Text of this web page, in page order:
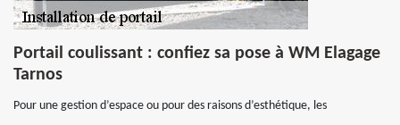
Portail coulissant : confiez sa pose à WM Elagage
Tarnos
Pour une gestion d’espace ou pour des raisons d’esthétique, les